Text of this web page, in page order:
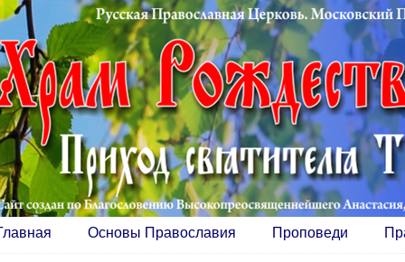
Основы Православия Проповеди